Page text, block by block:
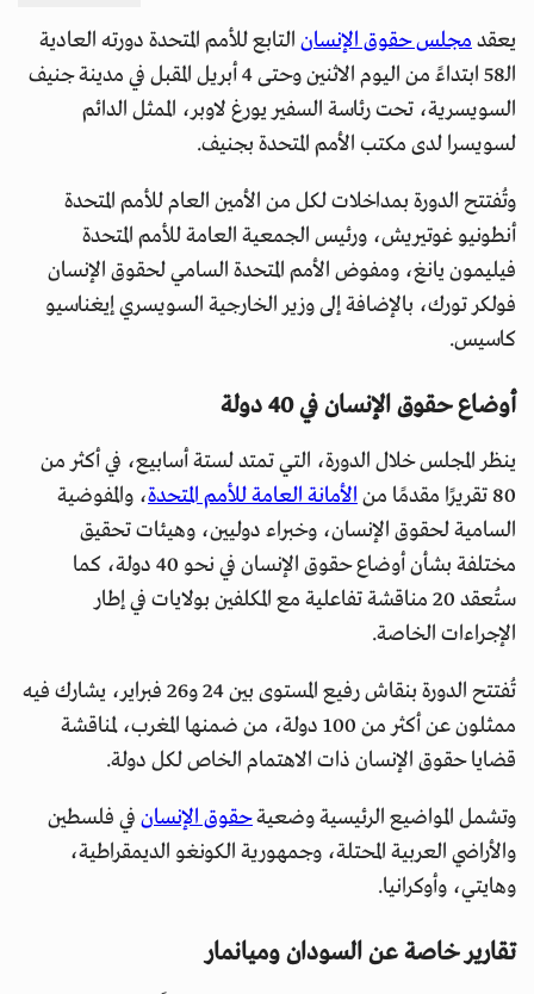
يعقدمجلس حقوق الإنسان التابع للأمم المتحدة دورته العادية
الـ58 ابتداءً من اليوم الاثنين وحتى 4 أبريل المقبل في مدينة جنيف
السويسرية، تحت رئاسة السفير يورغ لاوبر، الممثل الدائم
لسويسرا لدى مكتب الأمم المتحدة بجنيف.
وتُفتتح الدورة بمداخلات لكل من الأمين العام للأمم المتحدة
أنطونيو غوتيريش، ورئيس الجمعية العامة للأمم المتحدة
فيليمون يانغ، ومفوض الأمم المتحدة السامي لحقوق الإنسان
فولكر تورك، بالإضافة إلى وزير الخارجية السويسري إيغناسيو
كاسيس.
أوضاع حقوق الإنسان في 40 دولة
ينظر المجلس خلال الدورة، التي تمتد لستة أسابيع، في أكثر من
80 تقريرًا مقدمًا من
الأمانة العامة للأمم المتحدة، والمفوضية
السامية لحقوق الإنسان، وخبراء دوليين، وهيئات تحقيق
مختلفة بشأن أوضاع حقوق الإنسان في نحو 40 دولة، كما
ستُعقد 20 مناقشة تفاعلية مع المكلفين بولايات في إطار
الإجراءات الخاصة.
تُفتتح الدورة بنقاش رفيع المستوى بين 24 و26 فبراير، يشارك فيه
ممثلون عن أكثر من 100 دولة، من ضمنها المغرب، لمناقشة
قضايا حقوق الإنسان ذات الاهتمام الخاص لكل دولة.
وتشمل المواضيع الرئيسية وضعيةحقوق الإنسان في فلسطين
والأراضي العربية المحتلة، وجمهورية الكونغو الديمقراطية،
وهايتي، وأوكرانيا.
تقارير خاصة عن السودان وميانمار